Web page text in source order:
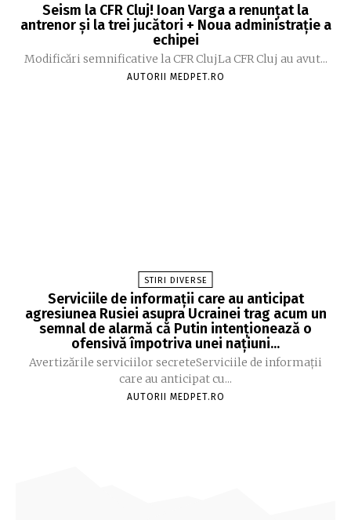
Seism la CFR Cluj! Ioan Varga a renunțat la
antrenor și la trei jucători + Noua administrație a
echipei
Modificări semnificative la CFR ClujLa CFR Cluj au avut...
AUTORII MEDPET.RO
STIRI DIVERSE
Serviciile de informații care au anticipat
agresiunea Rusiei asupra Ucrainei trag acum un
semnal de alarmă că Putin intenționează o
ofensivă împotriva unei națiuni...
Avertizările serviciilor secreteServiciile de informații
care au anticipat cu...
AUTORII MEDPET.RO